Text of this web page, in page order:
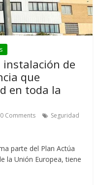
instalación de
que
en toda la
0 Comments
Seguridad
parte del Plan Actúa
la Unión Europea, tiene